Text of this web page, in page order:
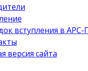
вступления в АРС-
версия сайта